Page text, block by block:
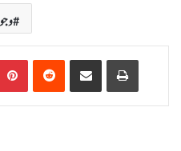
PinterestReddit Share via Email Print